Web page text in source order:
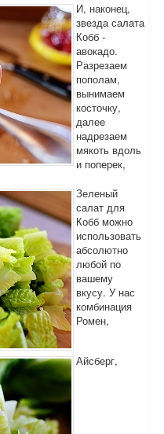
И, наконец,
звезда салата
Кобб -
авокадо.
Разрезаем
пополам,
вынимаем
косточку,
далее
надрезаем
мякоть вдоль
и поперек,
Зеленый
салат для
Кобб можно
использовать
абсолютно
любой по
вашему
вкусу. У нас
комбинация
Ромен,
Айсберг,